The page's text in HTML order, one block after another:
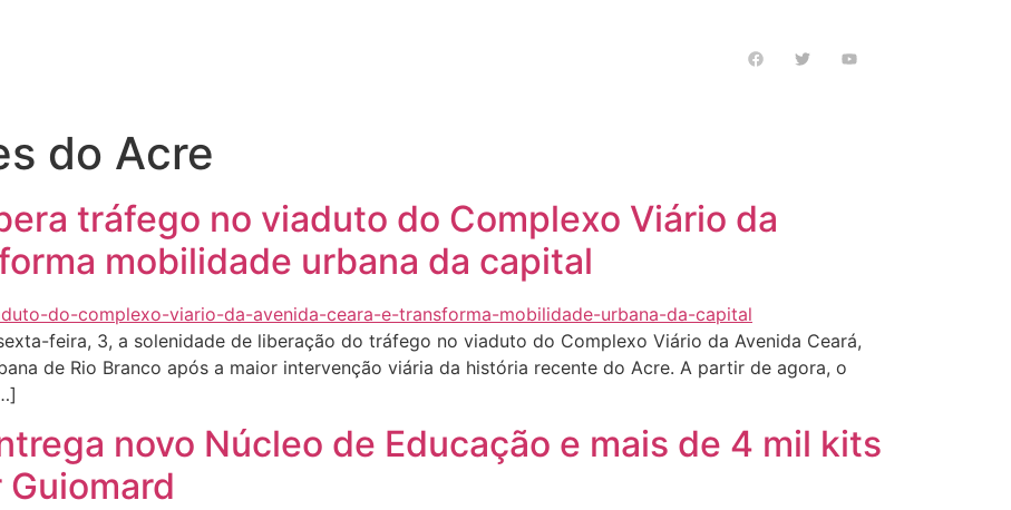
do Acre
tráfego no viaduto do Complexo Viário da
mobilidade urbana da capital
feira, 3, a solenidade de liberação do tráfego no viaduto do Complexo Viário da Avenida Ceará,
de Rio Branco após a maior intervenção viária da história recente do Acre. A partir de agora, o
novo Núcleo de Educação e mais de 4 mil kits